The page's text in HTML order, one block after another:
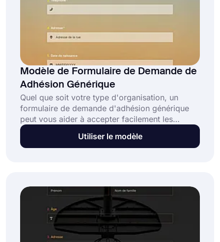
Modèle de Formulaire de Demande de
Adhésion Générique
Quel que soit votre type d'organisation, un
formulaire de demande d'adhésion générique
peut vous aider à accepter facilement les
inscriptions en ligne. De cette façon, le
processus d'inscription sera beaucoup plus
aucun code pour personnaliser votre formulaire.
Utiliser le modèle